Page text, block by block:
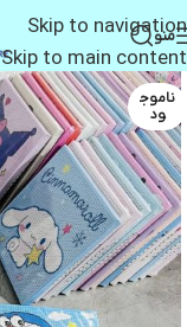
Skip to navigation
Skip to main content
منو
ناموج
ود